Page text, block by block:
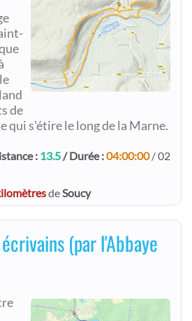
de
qui s'étire le long de la Marne.
: 13.5/ Durée :04:00:00/ 02
deSoucy
(par l'Abbaye